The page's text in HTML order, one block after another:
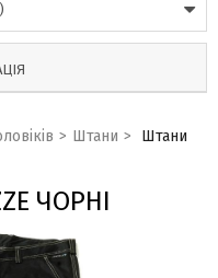
)
> Штани >
Штани
ЧОРНІ